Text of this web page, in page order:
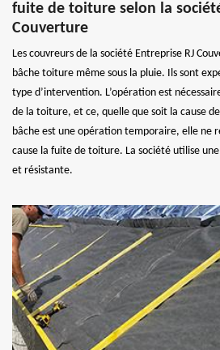
fuite de toiture selon la
Couverture
Les couvreurs de la société Entreprise RJ
bâche toiture même sous la pluie. Ils sont
type d’intervention. L’opération est
de la toiture, et ce, quelle que soit la cause
bâche est une opération temporaire, elle ne
cause la fuite de toiture. La société utilise
et résistante.